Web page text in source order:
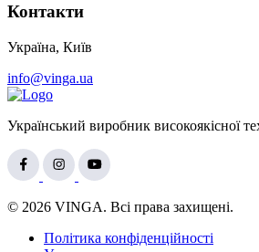
Контакти
Україна, Київ
info@vinga.ua
Український виробник високоякісної
© 2026 VINGA. Всі права захищені.
Політика конфіденційності